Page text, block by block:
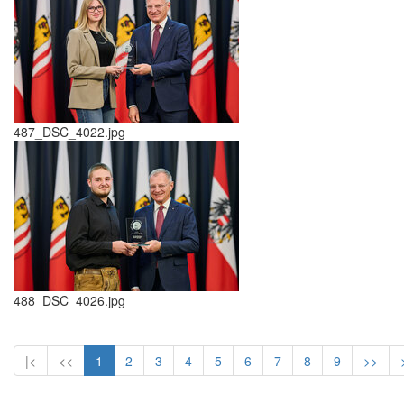
487_DSC_4022.jpg
488_DSC_4026.jpg
|< << 1 2 3 4 5 6 7 8 9 >>